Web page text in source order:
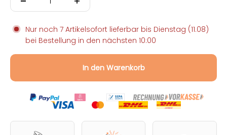
Nur noch 7 Artikelsofort lieferbar bis Dienstag (11.08)
bei Bestellung in den nächsten 10:00
In den Warenkorb